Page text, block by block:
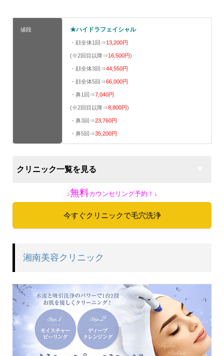
値段 ★ハイドラフェイシャル
・顔全体1回⇒13,200円
(※2回目以降⇒16,500円)
・顔全体3回⇒44,550円
・顔全体5回⇒66,000円
・鼻1回⇒7,040円
(※2回目以降⇒8,800円)
・鼻3回⇒23,760円
・鼻5回⇒35,200円
クリニック一覧を見る
↓無料カウンセリング予約！↓
今すぐクリニックで毛穴洗浄
湘南美容クリニック